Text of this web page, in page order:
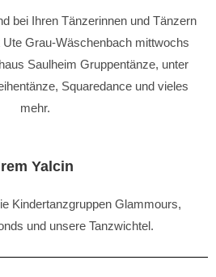
bei Ihren Tänzerinnen und Tänzern
Grau-Wäschenbach mittwochs
Saulheim Gruppentänze, unter
Squaredance und vieles
mehr.
Yalcin
Kindertanzgruppen Glammours,
und unsere Tanzwichtel.